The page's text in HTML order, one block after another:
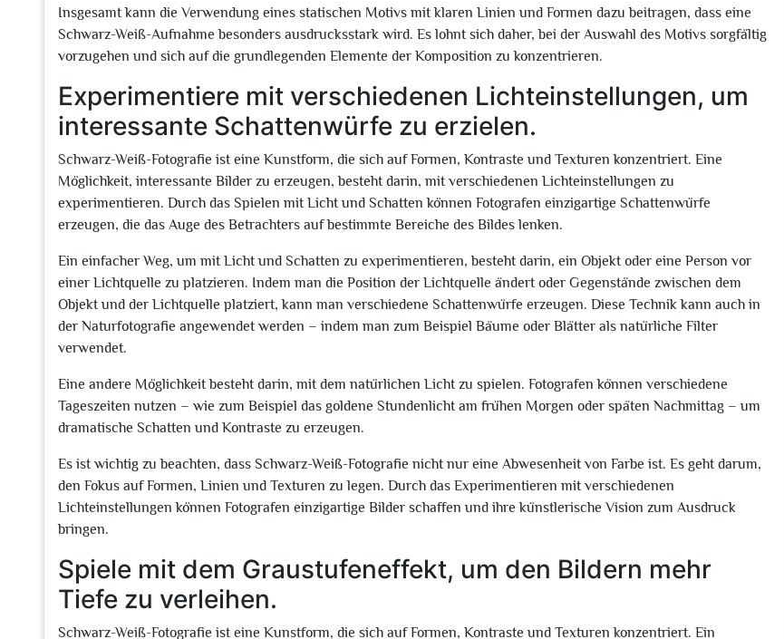
Insgesamt kann die Verwendung eines statischen Motivs mit klaren Linien und Formen dazu beitragen, dass eine
Schwarz-Weiß-Aufnahme besonders ausdrucksstark wird. Es lohnt sich daher, bei der Auswahl des Motivs sorgfältig
vorzugehen und sich auf die grundlegenden Elemente der Komposition zu konzentrieren.
Experimentiere mit verschiedenen Lichteinstellungen, um
interessante Schattenwürfe zu erzielen.
Schwarz-Weiß-Fotografie ist eine Kunstform, die sich auf Formen, Kontraste und Texturen konzentriert. Eine
Möglichkeit, interessante Bilder zu erzeugen, besteht darin, mit verschiedenen Lichteinstellungen zu
experimentieren. Durch das Spielen mit Licht und Schatten können Fotografen einzigartige Schattenwürfe
erzeugen, die das Auge des Betrachters auf bestimmte Bereiche des Bildes lenken.
Ein einfacher Weg, um mit Licht und Schatten zu experimentieren, besteht darin, ein Objekt oder eine Person vor
einer Lichtquelle zu platzieren. Indem man die Position der Lichtquelle ändert oder Gegenstände zwischen dem
Objekt und der Lichtquelle platziert, kann man verschiedene Schattenwürfe erzeugen. Diese Technik kann auch in
der Naturfotografie angewendet werden – indem man zum Beispiel Bäume oder Blätter als natürliche Filter
verwendet.
Eine andere Möglichkeit besteht darin, mit dem natürlichen Licht zu spielen. Fotografen können verschiedene
Tageszeiten nutzen – wie zum Beispiel das goldene Stundenlicht am frühen Morgen oder späten Nachmittag – um
dramatische Schatten und Kontraste zu erzeugen.
Es ist wichtig zu beachten, dass Schwarz-Weiß-Fotografie nicht nur eine Abwesenheit von Farbe ist. Es geht darum,
den Fokus auf Formen, Linien und Texturen zu legen. Durch das Experimentieren mit verschiedenen
Lichteinstellungen können Fotografen einzigartige Bilder schaffen und ihre künstlerische Vision zum Ausdruck
bringen.
Spiele mit dem Graustufeneffekt, um den Bildern mehr
Tiefe zu verleihen.
Schwarz-Weiß-Fotografie ist eine Kunstform, die sich auf Formen, Kontraste und Texturen konzentriert. Ein